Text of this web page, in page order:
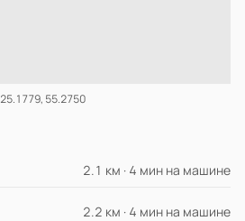
25.1779, 55.2750
2.1 км · 4 мин на машине
2.2 км · 4 мин на машине